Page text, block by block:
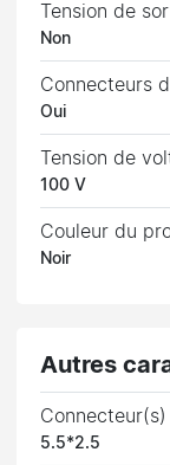
Tension de
Non
Connecteurs
Oui
Tension de
100 V
Couleur du
Noir
Autres
Connecteur(s)
5.5*2.5